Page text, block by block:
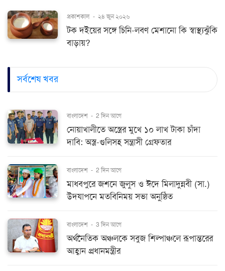
প্রকাশকাল - ২৪ জুন ২০২৬
টক দইয়ের সঙ্গে চিনি-লবণ মেশানো কি স্বাস্থ্যঝুঁকি
বাড়ায়?
সর্বশেষ খবর
বাংলাদেশ - 2 দিন আগে
নোয়াখালীতে অস্ত্রের মুখে ১০ লাখ টাকা চাঁদা
দাবি: অস্ত্র-গুলিসহ সন্ত্রাসী গ্রেফতার
বাংলাদেশ - 2 দিন আগে
মাধবপুরে জশনে জুলুস ও ঈদে মিলাদুন্নবী (সা.)
উদযাপনে মতবিনিময় সভা অনুষ্ঠিত
বাংলাদেশ - 3 দিন আগে
অর্থনৈতিক অঞ্চলকে সবুজ শিল্পাঞ্চলে রূপান্তরের
আহ্বান প্রধানমন্ত্রীর